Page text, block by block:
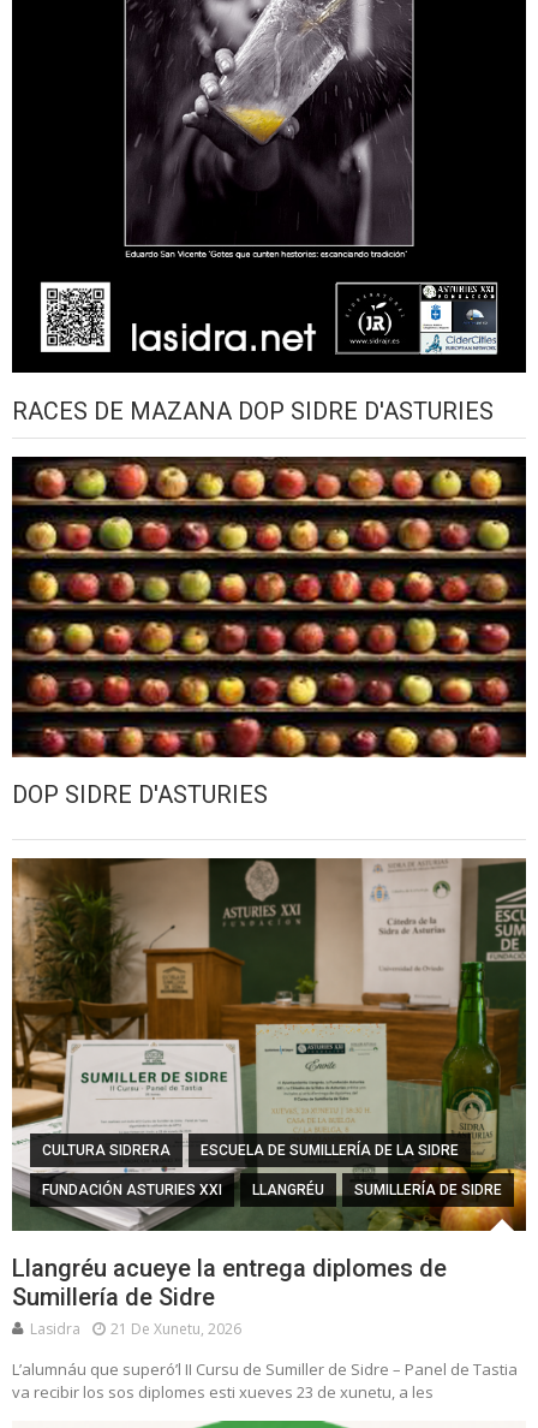
RACES DE MAZANA DOP SIDRE D'ASTURIES
DOP SIDRE D'ASTURIES
CULTURA SIDRERA ESCUELA DE SUMILLERÍA DE LA SIDRE
FUNDACIÓN ASTURIES XXI LLANGRÉU SUMILLERÍA DE SIDRE
Llangréu acueye la entrega diplomes de
Sumillería de Sidre
Lasidra 21 De Xunetu, 2026
L’alumnáu que superó’l II Cursu de Sumiller de Sidre – Panel de Tastia
va recibir los sos diplomes esti xueves 23 de xunetu, a les